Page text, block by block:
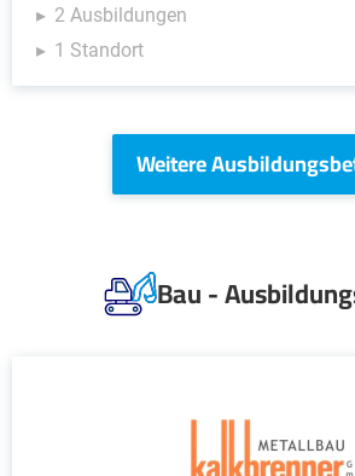
2 Ausbildungen
1 Standort
Weitere
Bau -